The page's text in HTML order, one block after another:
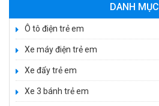
DANH MỤC
Ô tô điện trẻ em
Xe máy điện trẻ em
Xe đẩy trẻ em
Xe 3 bánh trẻ em